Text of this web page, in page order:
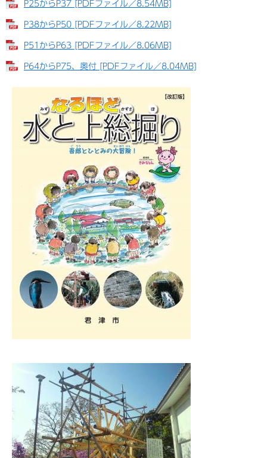
P25からP37 [PDFファイル／8.54MB]
P38からP50 [PDFファイル／8.22MB]
P51からP63 [PDFファイル／8.06MB]
P64からP75、奥付 [PDFファイル／8.04MB]